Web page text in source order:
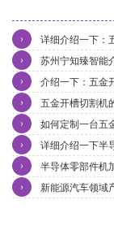
详细介绍一下：
›
苏州宁知臻智能
›
介绍一下：五金
›
五金开槽切割机
›
如何定制一台五
›
详细介绍一下半
›
半导体零部件机
›
新能源汽车领域
›